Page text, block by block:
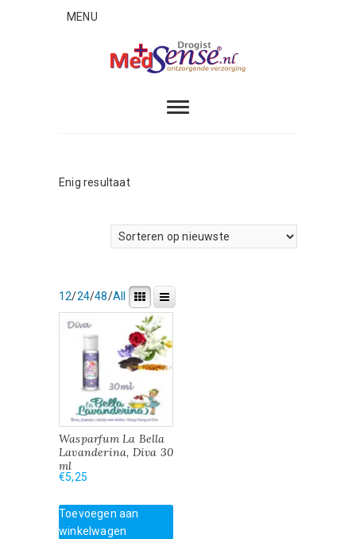
MENU
Enig resultaat
12/24/48/All
Wasparfum La Bella
Lavanderina, Diva 30
ml
€5,25
Toevoegen aan
winkelwagen